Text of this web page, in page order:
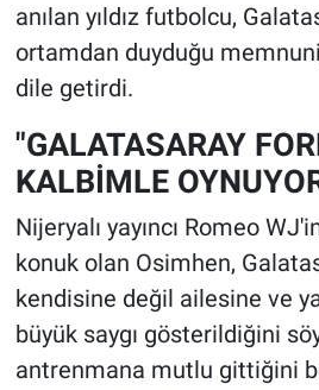
anılan yıldız futbolcu,
ortamdan duyduğu
dile getirdi.
"GALATASARAY
KALBİMLE
Nijeryalı yayıncı Romeo
konuk olan Osimhen,
kendisine değil ailesine ve
büyük saygı gösterildiğini
antrenmana mutlu gittiğini